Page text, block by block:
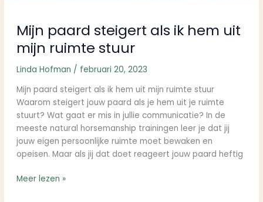
Mijn paard steigert als ik hem uit
mijn ruimte stuur
Linda Hofman / februari 20, 2023
Mijn paard steigert als ik hem uit mijn ruimte stuur
Waarom steigert jouw paard als je hem uit je ruimte
stuurt? Wat gaat er mis in jullie communicatie? In de
meeste natural horsemanship trainingen leer je dat jij
jouw eigen persoonlijke ruimte moet bewaken en
opeisen. Maar als jij dat doet reageert jouw paard heftig
Meer lezen »